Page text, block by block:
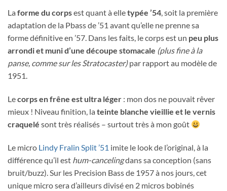
La forme du corpsest quant à elletypée ’54, soit la première
adaptation de la Pbass de ’51 avant qu’elle ne prenne sa
forme définitive en ’57. Dans les faits, le corps est un peu plus
arrondi et muni d’une découpe stomacale (plus fine à la
panse, comme sur les Stratocaster)par rapport au modèle de
1951.
Lecorps en frêne est ultra léger : mon dos ne pouvait rêver
mieux ! Niveau finition, la teinte blanche vieillie et le vernis
craquelé sont très réalisés – surtout très à mon goût
Le micro Lindy Fralin Split ’51 imite le look de l’original, à la
différence qu’il est hum-cancelingdans sa conception (sans
bruit/buzz). Sur les Precision Bass de 1957 à nos jours, cet
unique micro sera d’ailleurs divisé en 2 micros bobinés